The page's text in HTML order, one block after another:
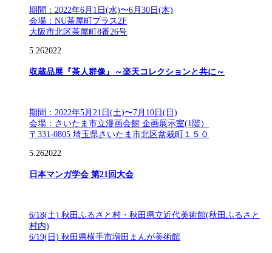
期間：2022年6月1日(水)〜6月30日(木)
会場：NU茶屋町プラス2F
大阪市北区茶屋町8番26号
5.262022
収蔵品展『茶人群像』～楽天コレクションと共に～
期間：2022年5月21日(土)〜7月10日(日)
会場：さいたま市立漫画会館 企画展示室(1階）
〒331-0805 埼玉県さいたま市北区盆栽町１５０
5.262022
日本マンガ学会 第21回大会
6/18(土) 秋田ふるさと村・秋田県立近代美術館(秋田ふるさと
村内)
6/19(日) 秋田県横手市増田まんが美術館